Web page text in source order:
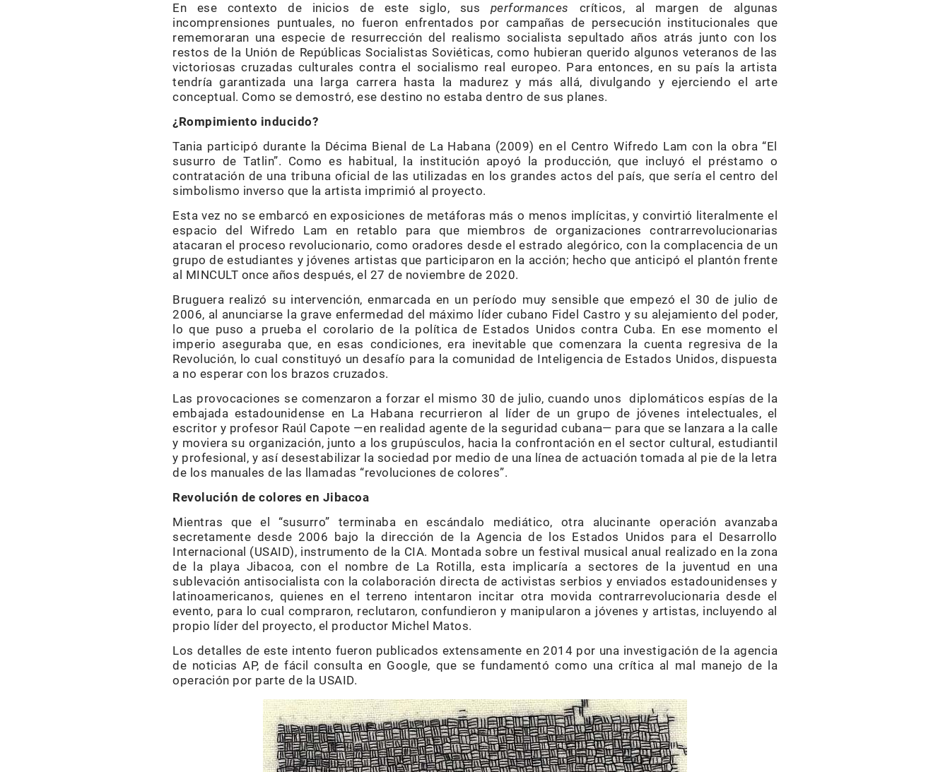
En ese contexto de inicios de este siglo, sus performances críticos, al margen de algunas
incomprensiones puntuales, no fueron enfrentados por campañas de persecución institucionales que
rememoraran una especie de resurrección del realismo socialista sepultado años atrás junto con los
restos de la Unión de Repúblicas Socialistas Soviéticas, como hubieran querido algunos veteranos de las
victoriosas cruzadas culturales contra el socialismo real europeo. Para entonces, en su país la artista
tendría garantizada una larga carrera hasta la madurez y más allá, divulgando y ejerciendo el arte
conceptual. Como se demostró, ese destino no estaba dentro de sus planes.
¿Rompimiento inducido?
Tania participó durante la Décima Bienal de La Habana (2009) en el Centro Wifredo Lam con la obra “El
susurro de Tatlin”. Como es habitual, la institución apoyó la producción, que incluyó el préstamo o
contratación de una tribuna oficial de las utilizadas en los grandes actos del país, que sería el centro del
simbolismo inverso que la artista imprimió al proyecto.
Esta vez no se embarcó en exposiciones de metáforas más o menos implícitas, y convirtió literalmente el
espacio del Wifredo Lam en retablo para que miembros de organizaciones contrarrevolucionarias
atacaran el proceso revolucionario, como oradores desde el estrado alegórico, con la complacencia de un
grupo de estudiantes y jóvenes artistas que participaron en la acción; hecho que anticipó el plantón frente
al MINCULT once años después, el 27 de noviembre de 2020.
Bruguera realizó su intervención, enmarcada en un período muy sensible que empezó el 30 de julio de
2006, al anunciarse la grave enfermedad del máximo líder cubano Fidel Castro y su alejamiento del poder,
lo que puso a prueba el corolario de la política de Estados Unidos contra Cuba. En ese momento el
imperio aseguraba que, en esas condiciones, era inevitable que comenzara la cuenta regresiva de la
Revolución, lo cual constituyó un desafío para la comunidad de Inteligencia de Estados Unidos, dispuesta
a no esperar con los brazos cruzados.
Las provocaciones se comenzaron a forzar el mismo 30 de julio, cuando unos diplomáticos espías de la
embajada estadounidense en La Habana recurrieron al líder de un grupo de jóvenes intelectuales, el
escritor y profesor Raúl Capote —en realidad agente de la seguridad cubana— para que se lanzara a la calle
y moviera su organización, junto a los grupúsculos, hacia la confrontación en el sector cultural, estudiantil
y profesional, y así desestabilizar la sociedad por medio de una línea de actuación tomada al pie de la letra
de los manuales de las llamadas “revoluciones de colores”.
Revolución de colores en Jibacoa
Mientras que el “susurro” terminaba en escándalo mediático, otra alucinante operación avanzaba
secretamente desde 2006 bajo la dirección de la Agencia de los Estados Unidos para el Desarrollo
Internacional (USAID), instrumento de la CIA. Montada sobre un festival musical anual realizado en la zona
de la playa Jibacoa, con el nombre de La Rotilla, esta implicaría a sectores de la juventud en una
sublevación antisocialista con la colaboración directa de activistas serbios y enviados estadounidenses y
latinoamericanos, quienes en el terreno intentaron incitar otra movida contrarrevolucionaria desde el
evento, para lo cual compraron, reclutaron, confundieron y manipularon a jóvenes y artistas, incluyendo al
propio líder del proyecto, el productor Michel Matos.
Los detalles de este intento fueron publicados extensamente en 2014 por una investigación de la agencia
de noticias AP, de fácil consulta en Google, que se fundamentó como una crítica al mal manejo de la
operación por parte de la USAID.